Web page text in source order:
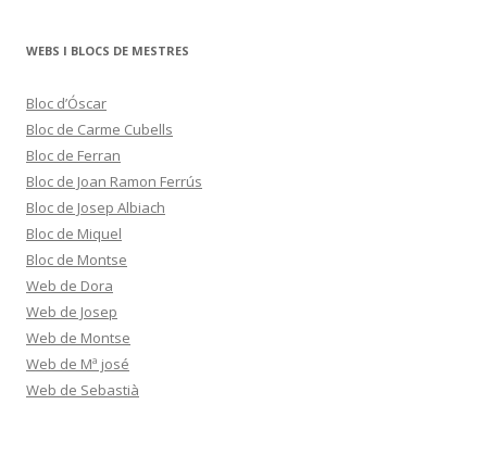
WEBS I BLOCS DE MESTRES
Bloc d’Óscar
Bloc de Carme Cubells
Bloc de Ferran
Bloc de Joan Ramon Ferrús
Bloc de Josep Albiach
Bloc de Miquel
Bloc de Montse
Web de Dora
Web de Josep
Web de Montse
Web de Mª josé
Web de Sebastià